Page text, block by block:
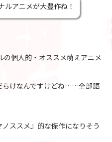
ルアニメが大豊作ね！
個人的・オススメ萌えアニメ
らけなんですけどね……全部語
ススメ』的な傑作になりそう